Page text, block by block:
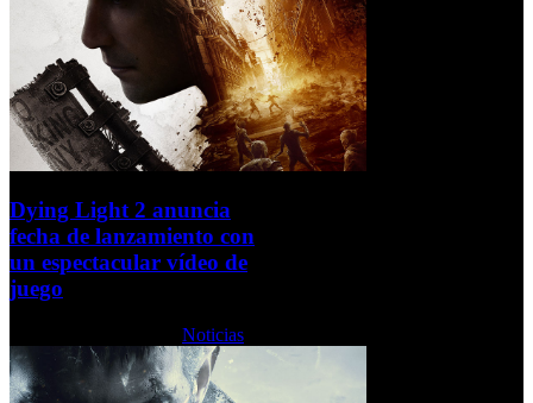
Dying Light 2 anuncia
fecha de lanzamiento con
un espectacular vídeo de
juego
Noticias